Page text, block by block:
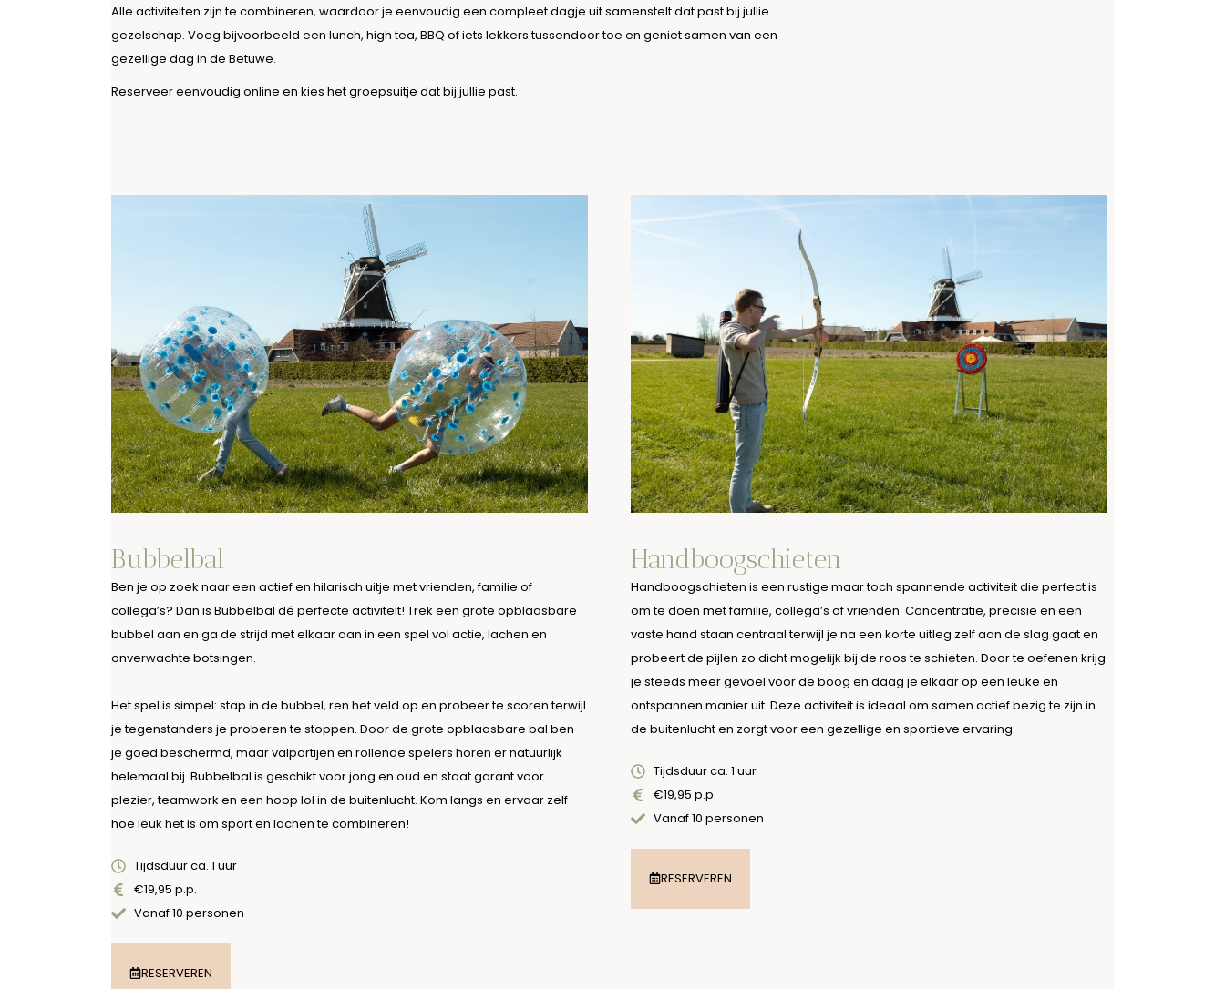
Alle activiteiten zijn te combineren, waardoor je eenvoudig een compleet dagje uit samenstelt dat past bij jullie
gezelschap. Voeg bijvoorbeeld een lunch, high tea, BBQ of iets lekkers tussendoor toe en geniet samen van een
gezellige dag in de Betuwe.
Reserveer eenvoudig online en kies het groepsuitje dat bij jullie past.
Bubbelbal
Ben je op zoek naar een actief en hilarisch uitje met vrienden, familie of
collega’s? Dan is Bubbelbal dé perfecte activiteit! Trek een grote opblaasbare
bubbel aan en ga de strijd met elkaar aan in een spel vol actie, lachen en
onverwachte botsingen.
Het spel is simpel: stap in de bubbel, ren het veld op en probeer te scoren terwijl
je tegenstanders je proberen te stoppen. Door de grote opblaasbare bal ben
je goed beschermd, maar valpartijen en rollende spelers horen er natuurlijk
helemaal bij. Bubbelbal is geschikt voor jong en oud en staat garant voor
plezier, teamwork en een hoop lol in de buitenlucht. Kom langs en ervaar zelf
hoe leuk het is om sport en lachen te combineren!
Tijdsduur ca. 1 uur
€19,95 p.p.
Vanaf 10 personen
RESERVEREN
Handboogschieten
Handboogschieten is een rustige maar toch spannende activiteit die perfect is
om te doen met familie, collega’s of vrienden. Concentratie, precisie en een
vaste hand staan centraal terwijl je na een korte uitleg zelf aan de slag gaat en
probeert de pijlen zo dicht mogelijk bij de roos te schieten. Door te oefenen krijg
je steeds meer gevoel voor de boog en daag je elkaar op een leuke en
ontspannen manier uit. Deze activiteit is ideaal om samen actief bezig te zijn in
de buitenlucht en zorgt voor een gezellige en sportieve ervaring.
Tijdsduur ca. 1 uur
€19,95 p.p.
Vanaf 10 personen
RESERVEREN